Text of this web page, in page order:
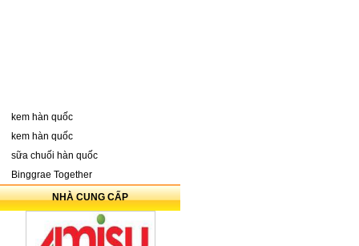
kem hàn quốc
kem hàn quốc
sữa chuối hàn quốc
Binggrae Together
NHÀ CUNG CẤP